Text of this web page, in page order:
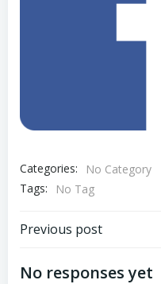
Categories:
No Category
Tags:
No Tag
Previous post
No responses yet